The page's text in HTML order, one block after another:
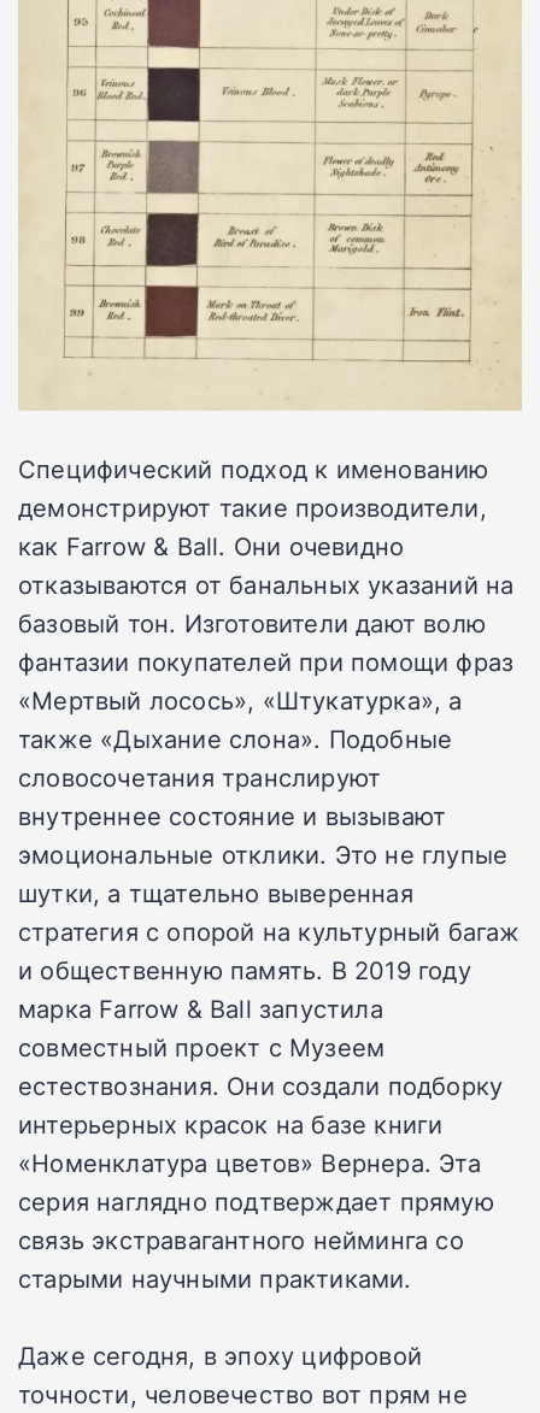
Специфический подход к именованию
демонстрируют такие производители,
как Farrow & Ball. Они очевидно
отказываются от банальных указаний на
базовый тон. Изготовители дают волю
фантазии покупателей при помощи фраз
«Мертвый лосось», «Штукатурка», а
также «Дыхание слона». Подобные
словосочетания транслируют
внутреннее состояние и вызывают
эмоциональные отклики. Это не глупые
шутки, а тщательно выверенная
стратегия с опорой на культурный багаж
и общественную память. В 2019 году
марка Farrow & Ball запустила
совместный проект с Музеем
естествознания. Они создали подборку
интерьерных красок на базе книги
«Номенклатура цветов» Вернера. Эта
серия наглядно подтверждает прямую
связь экстравагантного нейминга со
старыми научными практиками.
Даже сегодня, в эпоху цифровой
точности, человечество вот прям не